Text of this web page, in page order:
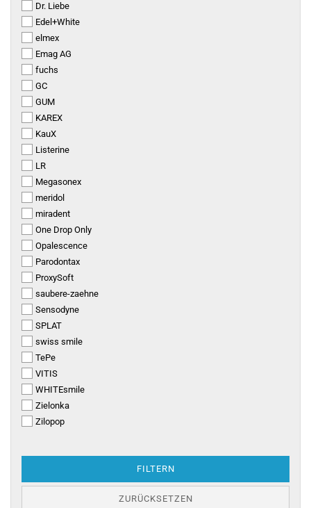
Dr. Liebe
Edel+White
elmex
Emag AG
fuchs
GC
GUM
KAREX
KauX
Listerine
LR
Megasonex
meridol
miradent
One Drop Only
Opalescence
Parodontax
ProxySoft
saubere-zaehne
Sensodyne
SPLAT
swiss smile
TePe
VITIS
WHITEsmile
Zielonka
Zilopop
FILTERN
ZURÜCKSETZEN